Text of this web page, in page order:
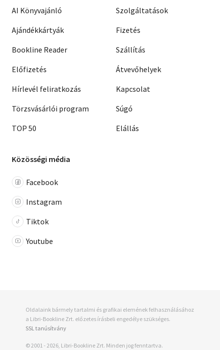
AI Könyvajánló
Ajándékkártyák
Bookline Reader
Előfizetés
Hírlevél feliratkozás
Törzsvásárlói program
TOP 50
Szolgáltatások
Fizetés
Szállítás
Átvevőhelyek
Kapcsolat
Súgó
Elállás
Közösségi média
Facebook
Instagram
Tiktok
Youtube
Oldalaink bármely tartalmi és grafikai elemének felhasználásához
a Libri-Bookline Zrt. előzetes írásbeli engedélye szükséges.
SSL tanúsítvány
© 2001 - 2026, Libri-Bookline Zrt. Minden jog fenntartva.